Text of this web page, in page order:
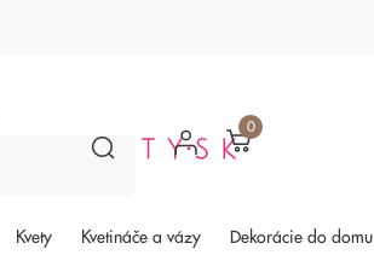
0
Kvety Kvetináče a vázy Dekorácie do domu